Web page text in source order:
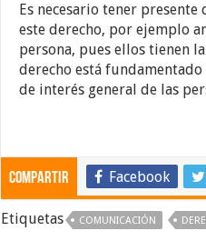
Es necesario tener presente
este derecho, por ejemplo
persona, pues ellos tienen
derecho está
de interés general de las
Compartir Facebook
Etiquetas COMUNICACIÓN